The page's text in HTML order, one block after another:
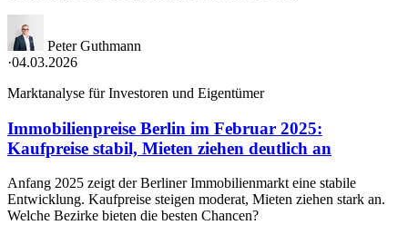
Peter Guthmann
·04.03.2026
Marktanalyse für Investoren und Eigentümer
Immobilienpreise Berlin im Februar 2025:
Kaufpreise stabil, Mieten ziehen deutlich an
Anfang 2025 zeigt der Berliner Immobilienmarkt eine stabile
Entwicklung. Kaufpreise steigen moderat, Mieten ziehen stark an.
Welche Bezirke bieten die besten Chancen?